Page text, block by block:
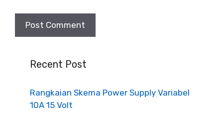
Recent Post
Rangkaian Skema Power Supply Variabel
10A 15 Volt